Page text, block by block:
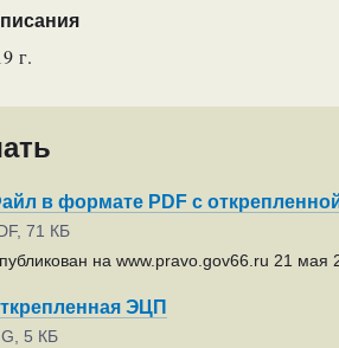
г.
в формате PDF с
71 КБ
на www.pravo.gov66.ru 21 мая
ЭЦП
5 КБ